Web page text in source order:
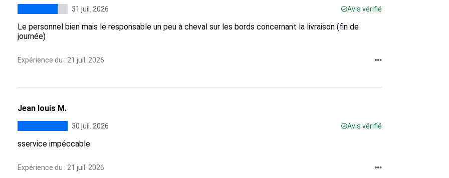
31 juil. 2026 Avis vérifié
Le personnel bien mais le responsable un peu à cheval sur les bords concernant la livraison (fin de
journée)
Expérience du : 21 juil. 2026
Jean louis M.
30 juil. 2026 Avis vérifié
sservice impéccable
Expérience du : 21 juil. 2026